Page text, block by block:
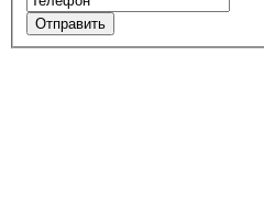
Отправить